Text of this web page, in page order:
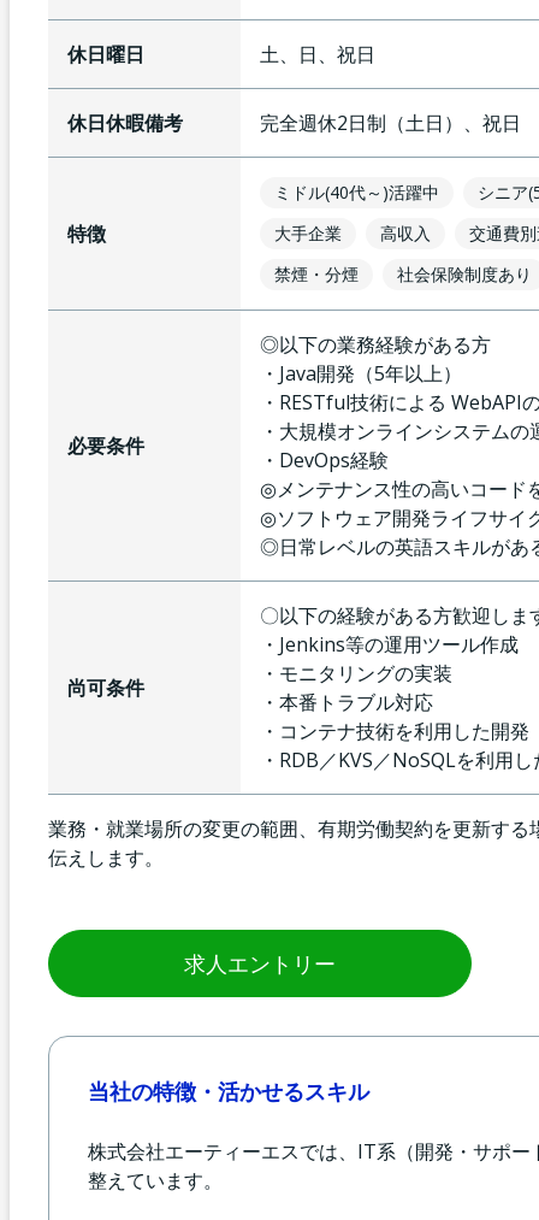
休日曜日 土、日、祝日
休日休暇備考 完全週休2日制（土日）、祝日
特徴
ミドル(40代～)活躍中
シニア
大手企業
高収入
交通費
禁煙・分煙
社会保険制度あり
必要条件
◎以下の業務経験がある方
・Java開発（5年以上）
・RESTful技術による WebAPI
・大規模オンラインシステム
・DevOps経験
◎メンテナンス性の高いコード
◎ソフトウェア開発ライフサイ
◎日常レベルの英語スキルがあ
尚可条件
〇以下の経験がある方歓迎しま
・Jenkins等の運用ツール作成
・モニタリングの実装
・本番トラブル対応
・コンテナ技術を利用した開
・RDB／KVS／NoSQLを利用
業務・就業場所の変更の範囲、有期労働契約を更新す
伝えします。
求人エントリー
当社の特徴・活かせるスキル
株式会社エーティーエスでは、IT系（開発・サポ
整えています。